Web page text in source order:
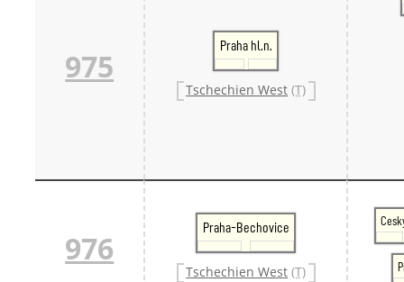
975
Praha hl.n.
Tschechien West (T)
976
Praha-Bechovice
Tschechien West (T)